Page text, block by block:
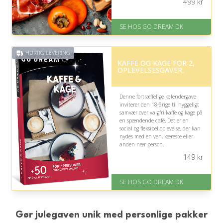
På lager
Levering: E-gavekort kan leveres
SE HOS GO DREAM DK
HURTIG LEVERING
KAFFE OG KAGE FOR 2,
OPLEVELSESGAVER,
Denne fortræffelige kalendergave
inviterer den 18-årige til hyggeligt
samvær over valgfri kaffe og kage på
en spændende café. Det er en
social og fleksibel oplevelse, der kan
nydes med en ven, kæreste eller
anden nær person.
149kr
SE HOS GO DREAM DK
Gør julegaven unik med personlige pakker